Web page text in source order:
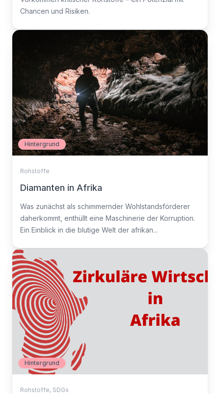
Chancen und Risiken.
Hintergrund
Rohstoffe
Diamanten in Afrika
Was zunächst als schimmernder Wohlstandsförderer
daherkommt, enthüllt eine Maschinerie der Korruption.
Ein Einblick in die blutige Welt der afrikan...
Hintergrund
Rohstoffe, SDGs